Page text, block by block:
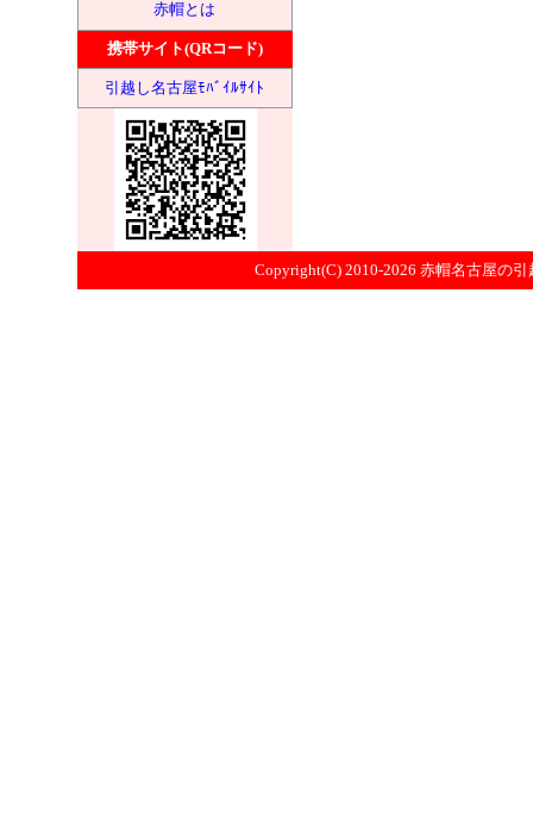
赤帽とは
携帯サイト(QRコード)
引越し名古屋ﾓﾊﾞｲﾙｻｲﾄ
Copyright(C) 2010-2026 赤帽名古屋の引